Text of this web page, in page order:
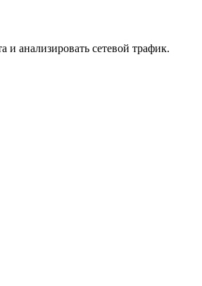
анализировать сетевой трафик.